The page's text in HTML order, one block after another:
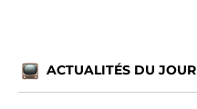
ACTUALITÉS DU JOUR